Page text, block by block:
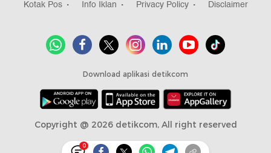
0
Kotak Pos
Info Iklan Privacy Policy Disclaimer
Download aplikasi detikcom
Copyright @ 2026 detikcom, All right reserved